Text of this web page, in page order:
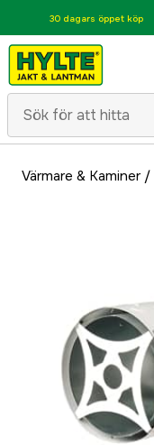
30 dagars öppet köp
Värmare & Kaminer/